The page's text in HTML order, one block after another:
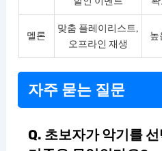
멜론
맞춤 플레이리스트,
오프라인 재생
높
자주 묻는 질문
Q. 초보자가 악기를